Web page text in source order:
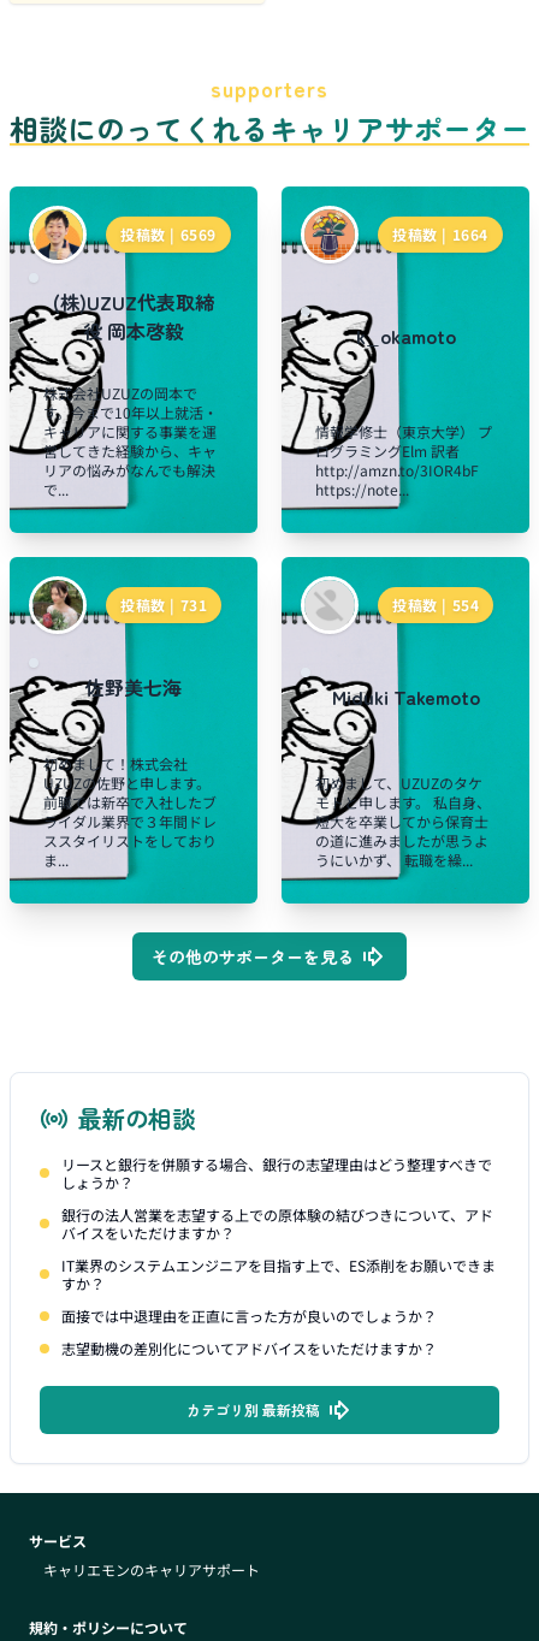
supporters
相談にのってくれるキャリアサポーター
投稿数 | 6569
(株)UZUZ代表取締
役 岡本啓毅
株式会社UZUZの岡本で
す。今まで10年以上就活・
キャリアに関する事業を運
営してきた経験から、キャ
リアの悩みがなんでも解決
で...
投稿数 | 1664
k_okamoto
情報学修士（東京大学） プ
ログラミングElm 訳者
http://amzn.to/3IOR4bF
https://note...
投稿数 | 731
佐野美七海
初めまして！株式会社
UZUZの佐野と申します。
前職では新卒で入社したブ
ライダル業界で３年間ドレ
ススタイリストをしており
ま...
投稿数 | 554
Miduki Takemoto
初めまして、UZUZのタケ
モトと申します。 私自身、
短大を卒業してから保育士
の道に進みましたが思うよ
うにいかず、 転職を繰...
その他のサポーターを見る
最新の相談
リースと銀行を併願する場合、銀行の志望理由はどう整理すべきで
しょうか？
銀行の法人営業を志望する上での原体験の結びつきについて、アド
バイスをいただけますか？
IT業界のシステムエンジニアを目指す上で、ES添削をお願いできま
すか？
面接では中退理由を正直に言った方が良いのでしょうか？
志望動機の差別化についてアドバイスをいただけますか？
カテゴリ別 最新投稿
サービス
キャリエモンのキャリアサポート
規約・ポリシーについて